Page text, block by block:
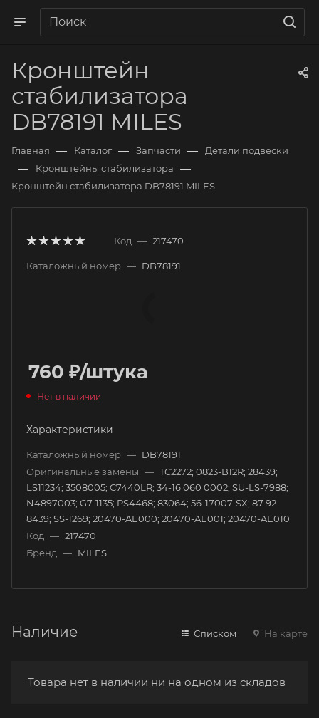
Кронштейн
стабилизатора
DB78191 MILES
Главная — Каталог — Запчасти — Детали подвески
— Кронштейны стабилизатора —
Кронштейн стабилизатора DB78191 MILES
Код — 217470
Каталожный номер — DB78191
760 ₽/штука
Нет в наличии
Характеристики
Каталожный номер — DB78191
Оригинальные замены — TC2272; 0823-B12R; 28439;
LS11234; 3508005; C7440LR; 34-16 060 0002; SU-LS-7988;
N4897003; G7-1135; PS4468; 83064; 56-17007-SX; 87 92
8439; SS-1269; 20470-AE000; 20470-AE001; 20470-AE010
Код — 217470
Бренд — MILES
Наличие Списком На карте
Товара нет в наличии ни на одном из складов